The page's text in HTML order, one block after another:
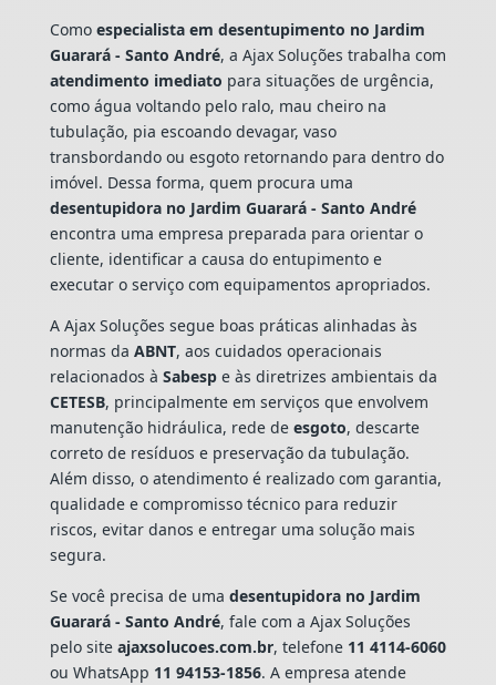
Como especialista em desentupimento no Jardim
Guarará - Santo André, a Ajax Soluções trabalha com
atendimento imediato para situações de urgência,
como água voltando pelo ralo, mau cheiro na
tubulação, pia escoando devagar, vaso
transbordando ou esgoto retornando para dentro do
imóvel. Dessa forma, quem procura uma
desentupidora no Jardim Guarará - Santo André
encontra uma empresa preparada para orientar o
cliente, identificar a causa do entupimento e
executar o serviço com equipamentos apropriados.
A Ajax Soluções segue boas práticas alinhadas às
normas da ABNT, aos cuidados operacionais
relacionados à Sabespe às diretrizes ambientais da
CETESB, principalmente em serviços que envolvem
manutenção hidráulica, rede de esgoto, descarte
correto de resíduos e preservação da tubulação.
Além disso, o atendimento é realizado com garantia,
qualidade e compromisso técnico para reduzir
riscos, evitar danos e entregar uma solução mais
segura.
Se você precisa de uma desentupidora no Jardim
Guarará - Santo André, fale com a Ajax Soluções
pelo site ajaxsolucoes.com.br, telefone 11 4114-6060
ou WhatsApp 11 94153-1856. A empresa atende